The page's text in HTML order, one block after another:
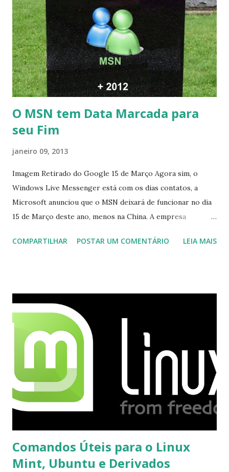
O MSN tem Data Marcada para
seu Fim
janeiro 09, 2013
Imagem Retirado do Google 15 de Março Agora sim, o
Windows Live Messenger está com os dias contatos, a
Microsoft anunciou que o MSN deixará de funcionar no dia
15 de Março deste ano, menos na China. A empresa
integrado com o serviço do MSN, segundo a empresa, os
o Windows Live (assim como muitos profissionais de TI) ,
mesmo na versão para Linux, claro, sempre existem outras
opções e o Pidgin, que se mostra como opção.
COMPARTILHAR POSTAR UM COMENTÁRIO LEIA MAIS
Comandos Úteis para o Linux
Mint, Ubuntu e Derivados